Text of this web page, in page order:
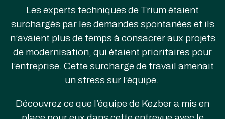
Les experts techniques de Trium étaient
surchargés par les demandes spontanées et ils
n’avaient plus de temps à consacrer aux projets
de modernisation, qui étaient prioritaires pour
l’entreprise. Cette surcharge de travail amenait
un stress sur l’équipe.
Découvrez ce que l’équipe de Kezber a mis en